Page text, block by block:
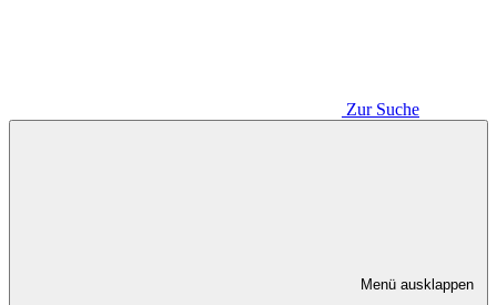
Zur Suche
Menü ausklappen